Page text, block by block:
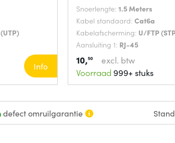
Info
Snoerlengte: 1.5 Meters
Kabel standaard: Cat6a
Kabelafscherming: U/FTP
Aansluiting 1: RJ-45
10,50
excl. btw
Voorraad 999+ stuks
defect omruilgarantie